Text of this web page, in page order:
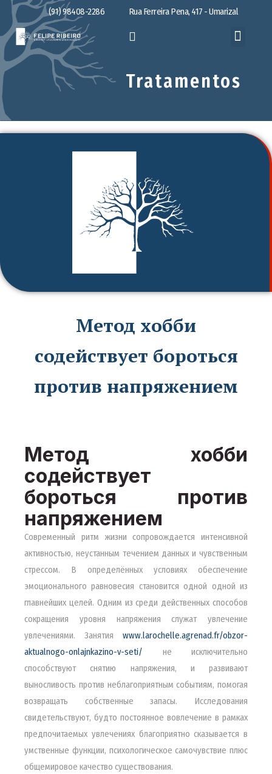
(91) 98408-2286 Rua Ferreira Pena, 417 - Umarizal
Tratamentos
Метод хобби
содействует бороться
против напряжением
Метод хобби
содействует
бороться против
напряжением
Современный ритм жизни сопровождается интенсивной
активностью, неустанным течением данных и чувственным
стрессом. В определённых условиях обеспечение
эмоционального равновесия становится одной одной из
главнейших целей. Одним из среди действенных способов
сокращения уровня напряжения служат увлечение
увлечениями. Занятия www.larochelle.agrenad.fr/obzor-
aktualnogo-onlajnkazino-v-seti/ не исключительно
способствуют снятию напряжения, и развивают
выносливость против неблагоприятным событиям, помогая
возвращать собственные запасы. Исследования
свидетельствуют, будто постоянное вовлечение в рамках
предпочитаемых увлечениях благоприятно сказывается в
умственные функции, психологическое самочувствие плюс
общемировое качество существования.